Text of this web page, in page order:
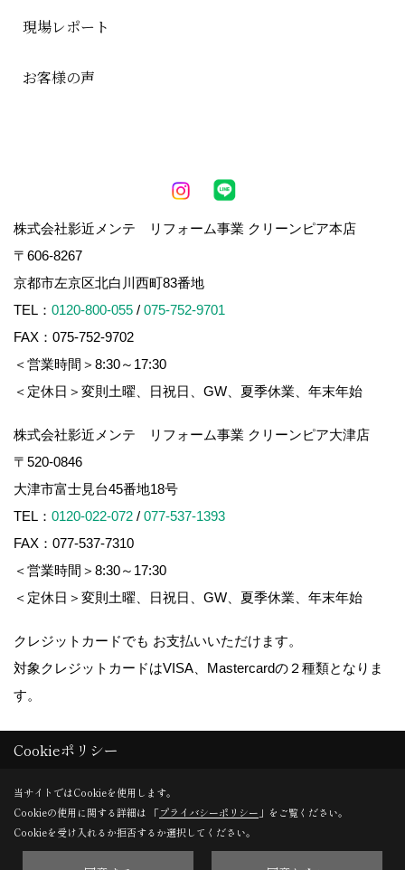
現場レポート
お客様の声
株式会社影近メンテ リフォーム事業 クリーンピア本店
〒606-8267
京都市左京区北白川西町83番地
TEL： 0120-800-055 / 075-752-9701
FAX：075-752-9702
＜営業時間＞8:30～17:30
＜定休日＞変則土曜、日祝日、GW、夏季休業、年末年始
株式会社影近メンテ リフォーム事業 クリーンピア大津店
〒520-0846
大津市富士見台45番地18号
TEL： 0120-022-072 / 077-537-1393
FAX：077-537-7310
＜営業時間＞8:30～17:30
＜定休日＞変則土曜、日祝日、GW、夏季休業、年末年始
クレジットカードでも お支払いいただけます。
対象クレジットカードはVISA、Mastercardの２種類となりま
す。
Copyright (c) 株式会社 影近メンテ. All Rights Reserved.
Produced byゴデスクリエイト
Cookieポリシー
当サイトではCookieを使用します。
Cookieの使用に関する詳細は 「プライバシーポリシー 」をご覧ください。
Cookieを受け入れるか拒否するか選択してください。